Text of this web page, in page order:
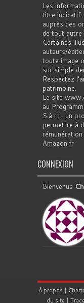
Les
titre indicatif.
auprès des
de tout autre
Certaines
auteurs/
toute image
sur simple
Respectez
patrimoine.
Le site
au
S.à r.l., un
permettre à
Amazon.fr
CONNEXION
Bienvenue
À propos |
du site |